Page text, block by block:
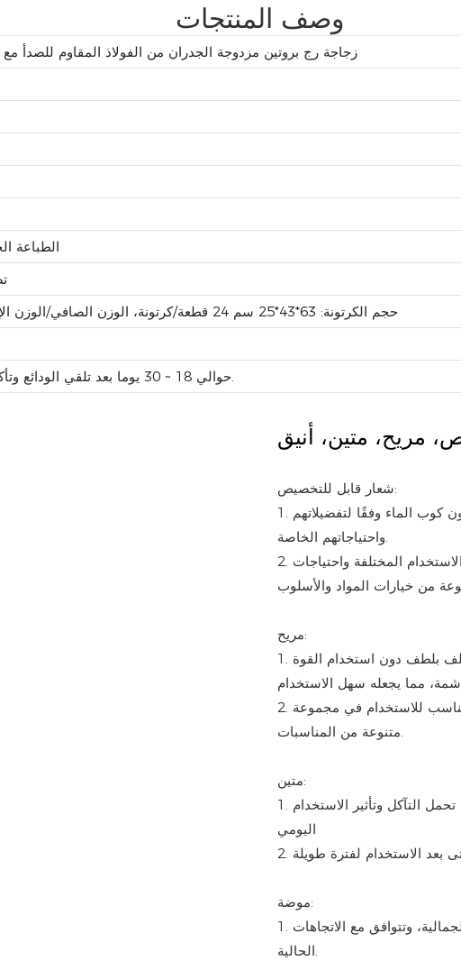
وصف المنتجات
زجاجة رج بروتين مزدوجة الجدران من الفولاذ المقاوم للصدأ مع
الطباعة
حجم الكرتونة: 63*43*25 سم 24 قطعة/كرتونة، الوزن الصافي/الوزن الإجمالي: 10/11 كجم
حوالي 18 ~ 30 يوما بعد تلقي الودائع وتأكيد العينة قبل الإنتاج.
مريح، متين، أنيق
شعار قابل للتخصيص:
1. خيارات مخصصة: يمكن للمستخدمين تخصيص الشعار ولون كوب الماء وفقًا لتفضيلاتهم
واحتياجاتهم الخاصة.
2. المرونة: يمكن لأكواب المياه التكيف مع سيناريوهات الاستخدام المختلفة واحتياجات
مريح:
1. سهولة الاستخدام: يمكن فتح غطاء كوب الماء عن طريق اللف بلطف دون استخدام القوة
2. قابلية النقل: تصميم خفيف الوزن، سهل الحمل والتحرك، مناسب للاستخدام في مجموعة
متنوعة من المناسبات.
متين:
1. مادة عالية الجودة: مصنوعة من مواد عالية الجودة يمكنها تحمل التآكل وتأثير الاستخدام
موضة:
1. التصميم: هذه الزجاجة المائية حديثة وجذابة من الناحية الجمالية، وتتوافق مع الاتجاهات
الحالية.